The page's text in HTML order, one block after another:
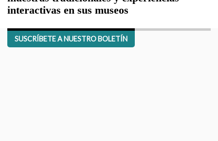
interactivas en sus museos
SUSCRÍBETE A NUESTRO BOLETÍN